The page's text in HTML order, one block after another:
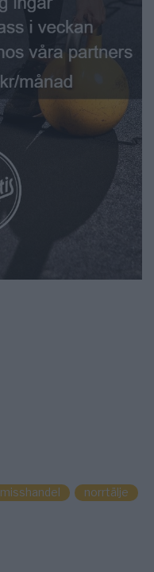
misshandel
norrtälje